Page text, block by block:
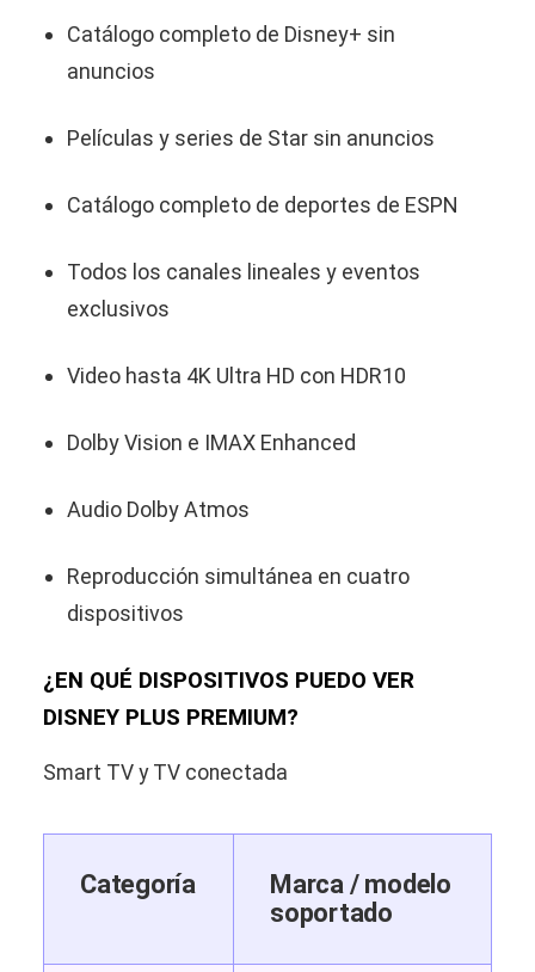
Catálogo completo de Disney+ sin
anuncios
Películas y series de Star sin anuncios
Catálogo completo de deportes de ESPN
Todos los canales lineales y eventos
exclusivos
Video hasta 4K Ultra HD con HDR10
Dolby Vision e IMAX Enhanced
Audio Dolby Atmos
Reproducción simultánea en cuatro
dispositivos
¿EN QUÉ DISPOSITIVOS PUEDO VER
DISNEY PLUS PREMIUM?
Smart TV y TV conectada
Categoría
Marca / modelo
soportado